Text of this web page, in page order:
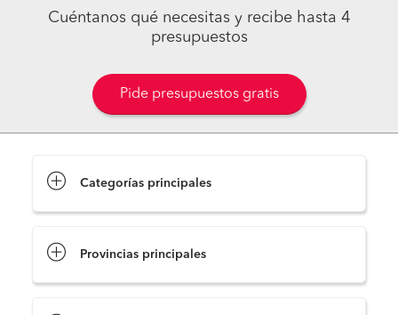
Cuéntanos qué necesitas y recibe hasta 4
presupuestos
Pide presupuestos gratis
Categorías principales
Provincias principales